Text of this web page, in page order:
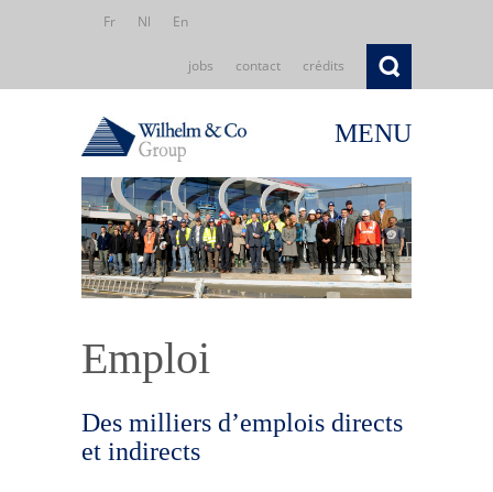
Fr Nl En
jobs contact crédits
MENU
Emploi
Des milliers d’emplois directs
et indirects